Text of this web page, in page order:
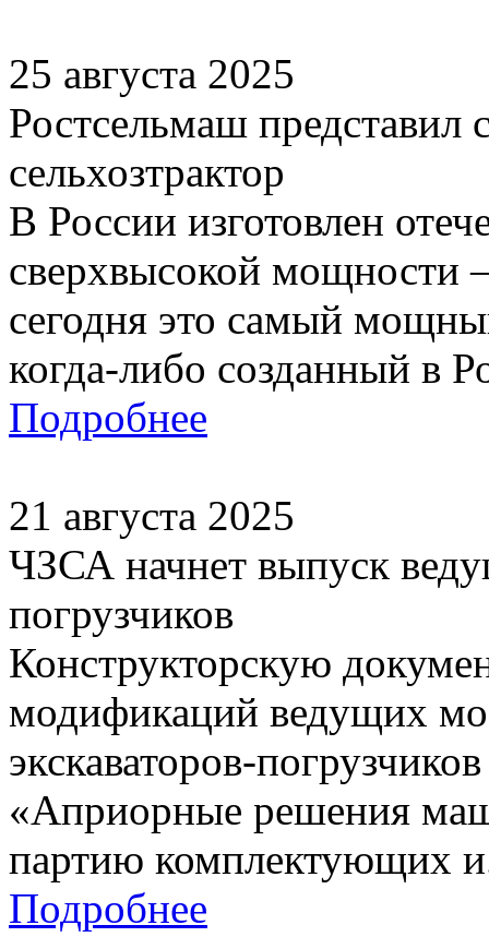
25 августа 2025
Ростсельмаш
сельхозтрактор
В России изготовлен
сверхвысокой
сегодня это самый
когда-либо созданный в
Подробнее
21 августа 2025
ЧЗСА начнет выпуск
погрузчиков
Конструкторскую
модификаций ведущих
экскаваторов-
«Априорные решения
партию комплектующих
Подробнее